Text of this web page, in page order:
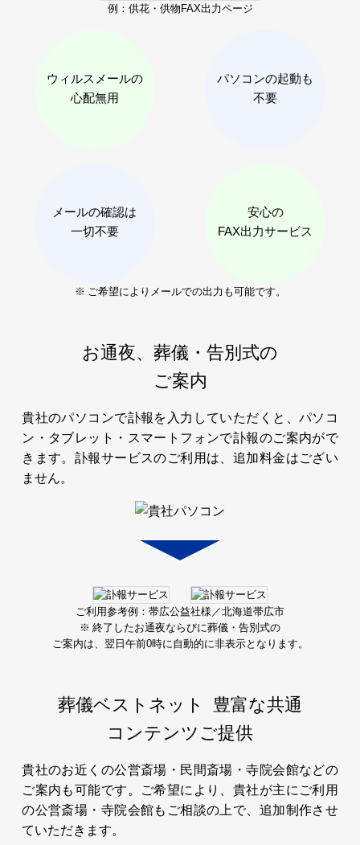
例：供花・供物 FAX出力ページ
ウィルスメールの
心配無用
メールの確認は
一切不要
パソコンの起動も
不要
安心の
FAX出力サービス
※ ご希望によりメールでの出力も可能です。
お通夜、葬儀・告別式の
ご案内
貴社のパソコンで訃報を入力していただくと、パソコ
ン・タブレット・スマートフォンで訃報のご案内がで
きます。訃報サービスのご利用は、追加料金はござい
ません。
ご利用参考例：帯広公益社様／北海道帯広市
※ 終了したお通夜ならびに葬儀・告別式の
ご案内は、 翌日午前0時に自動的に非表示となります。
葬儀ベストネット
豊富な共通
コンテンツご提供
貴社のお近くの公営斎場・民間斎場・寺院会館などの
ご案内も可能です。ご希望により、貴社が主にご利用
の公営斎場・寺院会館もご相談の上で、追加制作させ
ていただきます。